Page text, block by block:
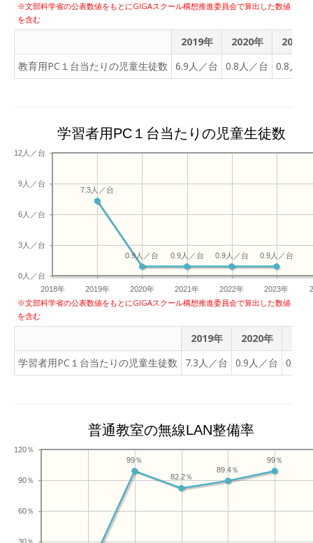
※文部科学省の公表数値をもとにGIGAスクール構想推進委員会で算出した数値
を含む
2019年 2020年
2021年
教育用PC１台当たりの児童生徒数
6.9人／台 0.8人／台 0.8人／
学習者用PC１台当たりの児童生徒数
2018年 2019年 2020年 2021年 2022年 2023年
0人／台
3人／台
6人／台
9人／台
12人／台
0.9人／台
0.9人／台
0.9人／台
0.9人／台
7.3人／台
※文部科学省の公表数値をもとにGIGAスクール構想推進委員会で算出した数値
を含む
2019年 2020年
学習者用PC１台当たりの児童生徒数
7.3人／台 0.9人／台 0.9人
普通教室の無線LAN整備率
30％
60％
90％
120％
99％
89.4％
82.2％
99％